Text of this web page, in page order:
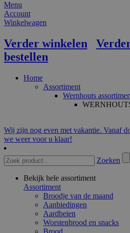
Menu
Account
Winkelwagen
Verder winkelen
bestellen
Home
Assortiment
Wernhouts
Wij zijn nog even met vakantie. Vanaf
we weer voor u klaar!
Zoeken
Bekijk hele assortiment
Assortiment
Broodje van de maand
Aanbiedingen
Aardbeien
Worstenbrood en snacks
Brood